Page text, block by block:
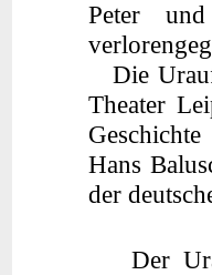
Peter
Die
Theater
Hans
der
Der